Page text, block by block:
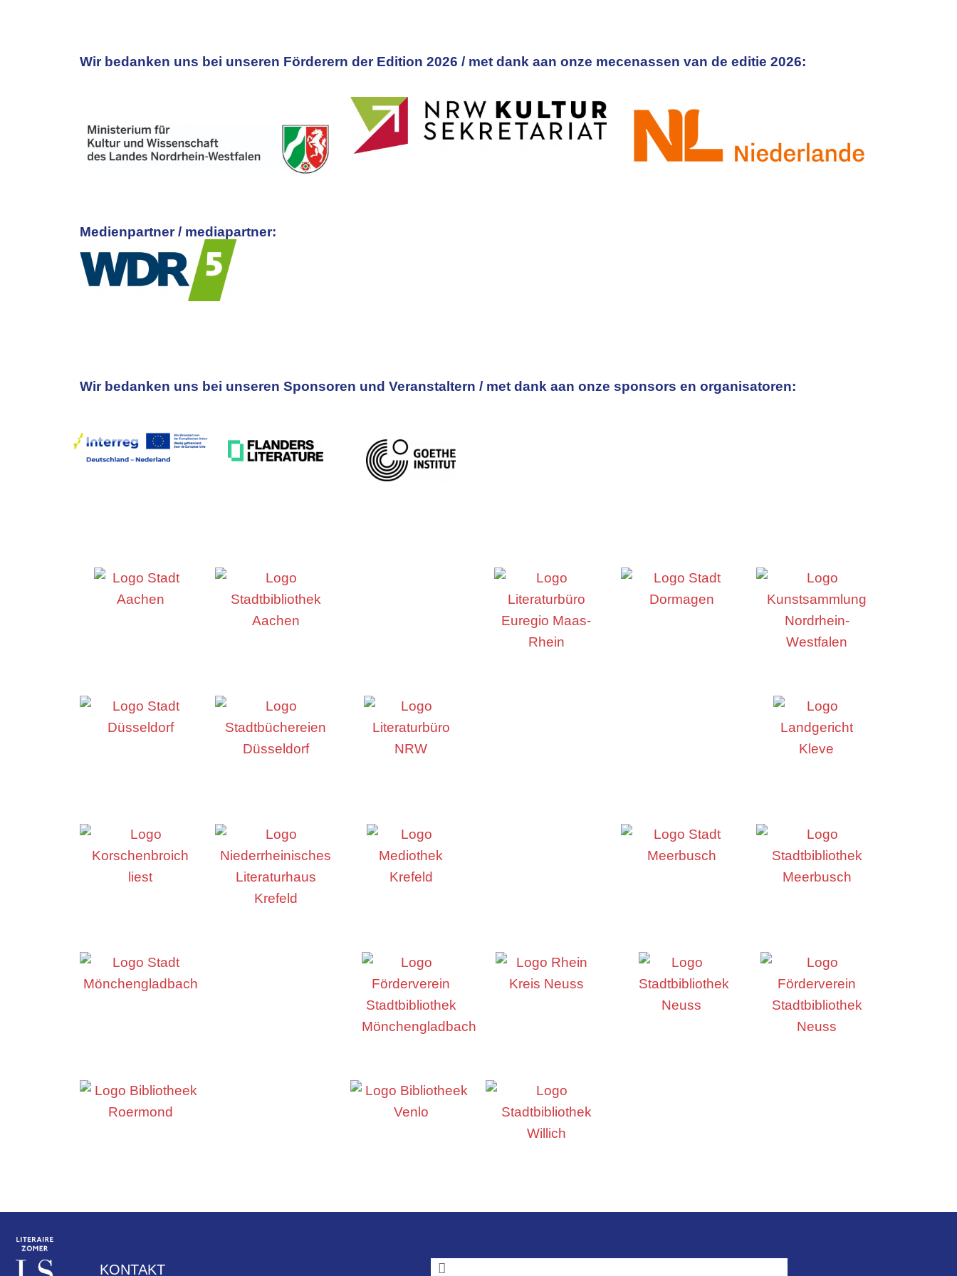
Wir bedanken uns bei unseren Förderern der Edition 2026 / met dank aan onze mecenassen van de editie 2026:
Medienpartner / mediapartner:
Wir bedanken uns bei unseren Sponsoren und Veranstaltern / met dank aan onze sponsors en organisatoren:
KONTAKT